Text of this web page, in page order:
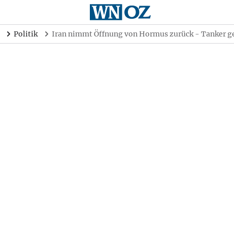
Politik Iran nimmt Öffnung von Hormus zurück - Tanker